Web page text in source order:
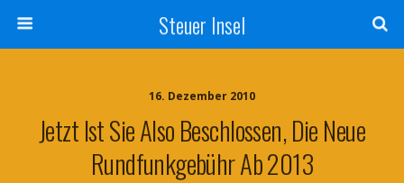
Steuer Insel
16. Dezember 2010
Jetzt Ist Sie Also Beschlossen, Die Neue
Rundfunkgebühr Ab 2013